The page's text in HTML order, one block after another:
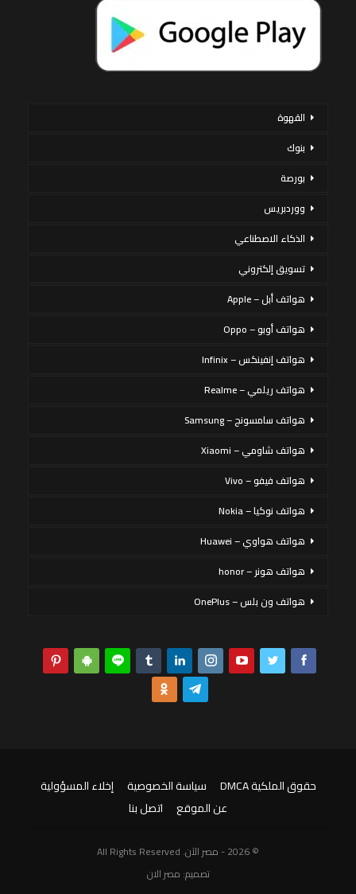
القهوة
بنوك
بورصة
ووردبريس
الذكاء الاصطناعي
تسويق إلكتروني
هواتف أبل – Apple
هواتف أوبو – Oppo
هواتف إنفينكس – Infinix
هواتف ريلمي – Realme
هواتف سامسونج – Samsung
هواتف شاومي – Xiaomi
هواتف فيفو – Vivo
هواتف نوكيا – Nokia
هواتف هواوي – Huawei
هواتف هونر – honor
هواتف ون بلس – OnePlus
حقوق الملكية DMCA سياسة الخصوصية
إخلاء المسؤولية
عن الموقع
اتصل بنا
© 2026 - مصر الآن. All Rights Reserved
تصميم: مصر الان